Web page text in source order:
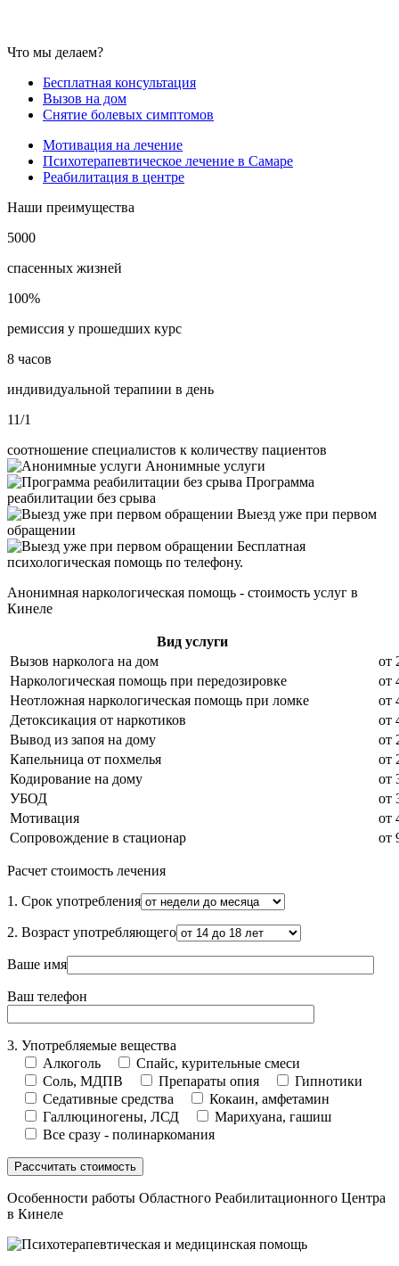
Что мы делаем?
Бесплатная консультация
Вызов на дом
Снятие болевых симптомов
Мотивация на лечение
Психотерапевтическое лечение в Самаре
Реабилитация в центре
Наши преимущества
5000
спасенных жизней
100%
ремиссия у прошедших курс
8 часов
индивидуальной терапиии в день
11/1
соотношение специалистов к количеству пациентов
Анонимные услуги
Программа
реабилитации без срыва
Выезд уже при первом
обращении
Бесплатная
психологическая помощь по телефону.
Анонимная наркологическая помощь - стоимость услуг в
Кинеле
Вид услуги
Вызов нарколога на дом
от
Наркологическая помощь при передозировке
от
Неотложная наркологическая помощь при ломке
от
Детоксикация от наркотиков
от
Вывод из запоя на дому
от
Капельница от похмелья
от
Кодирование на дому
от
УБОД
от
Мотивация
от
Сопровождение в стационар
от
Расчет стоимость лечения
1. Срок употребления
2. Возраст употребляющего
Ваше имя
Ваш телефон
3. Употребляемые вещества
Алкоголь
Спайс, курительные смеси
Соль, МДПВ
Препараты опия
Гипнотики
Седативные средства
Кокаин, амфетамин
Галлюциногены, ЛСД
Марихуана, гашиш
Все сразу - полинаркомания
Особенности работы Областного Реабилитационного Центра
в Кинеле